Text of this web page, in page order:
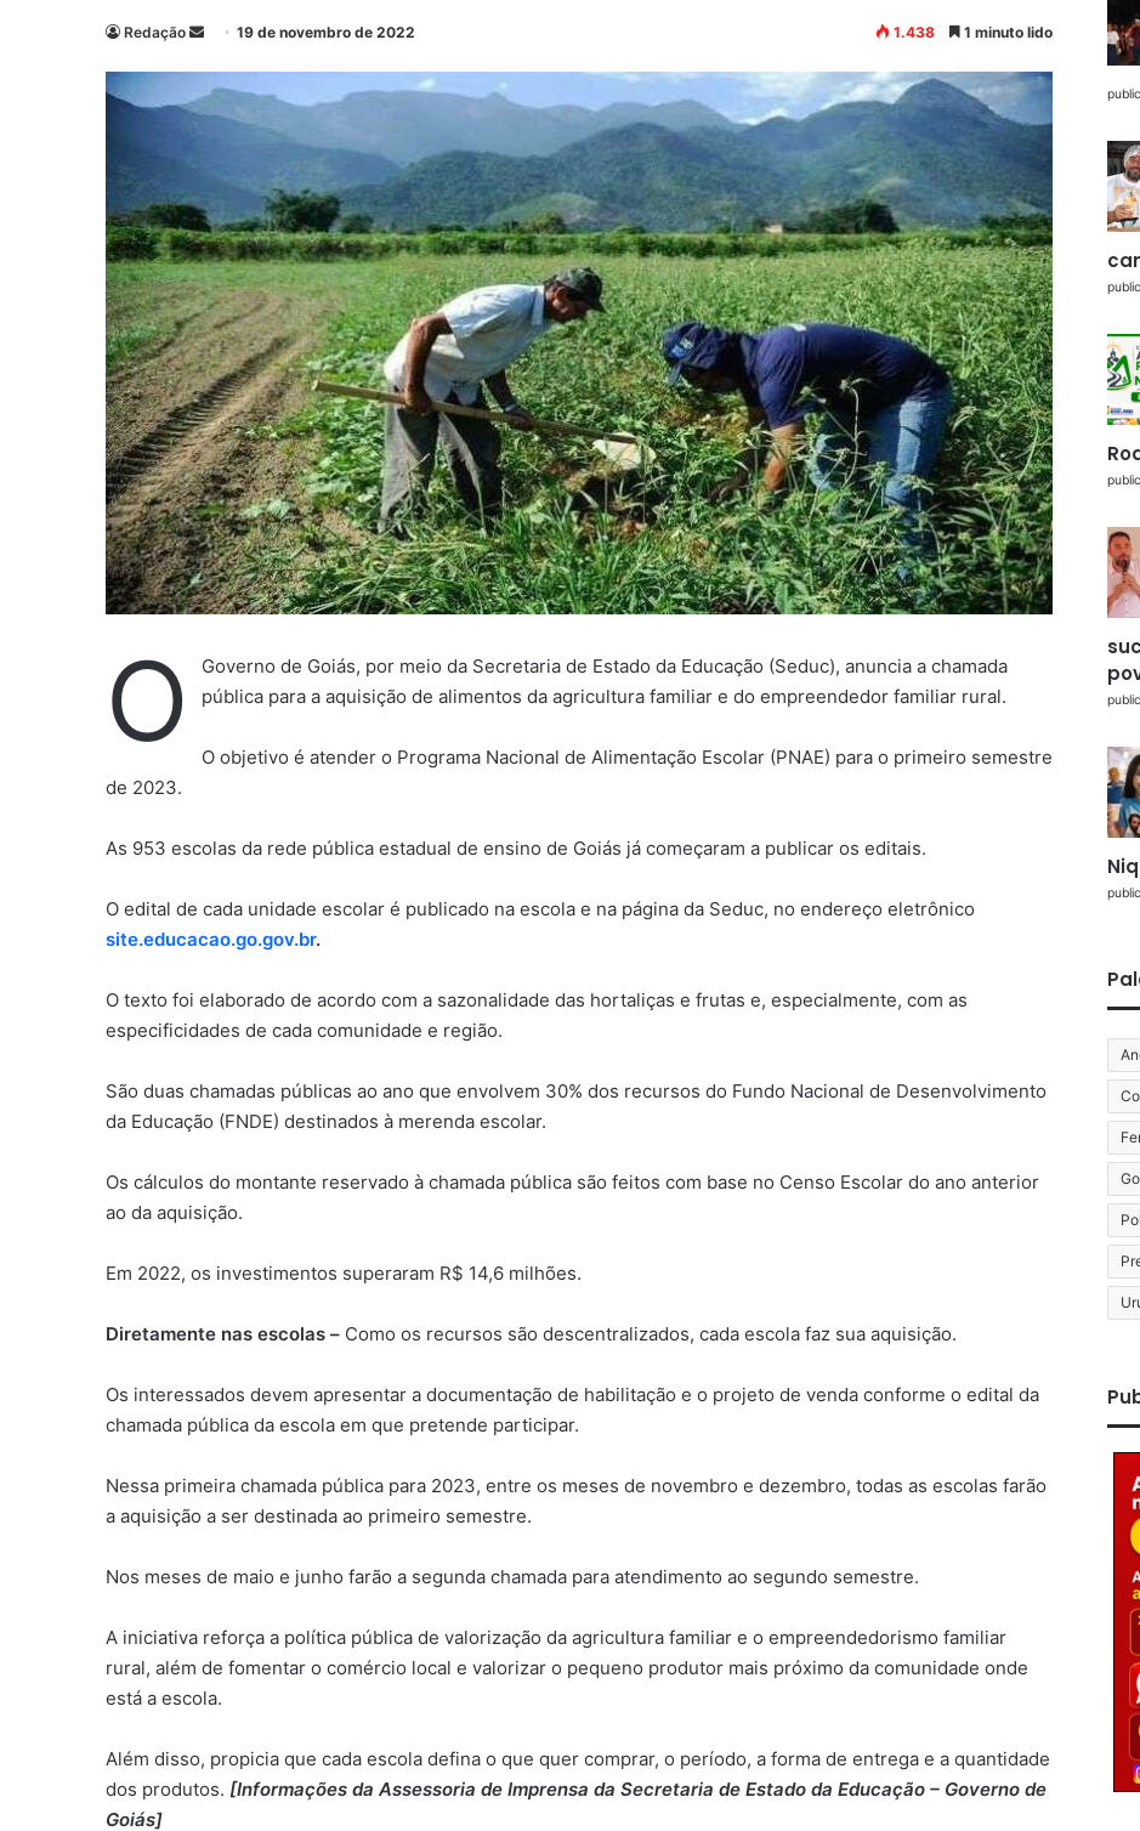
Redação
n
d
m
e
-
m
a
i
l
19 de novembro de 2022 1.438 1 minuto lido
O
Governo de Goiás, por meio da Secretaria de Estado da Educação (Seduc), anuncia a chamada
pública para a aquisição de alimentos da agricultura familiar e do empreendedor familiar rural.
O objetivo é atender o Programa Nacional de Alimentação Escolar (PNAE) para o primeiro semestre
de 2023.
As 953 escolas da rede pública estadual de ensino de Goiás já começaram a publicar os editais.
O edital de cada unidade escolar é publicado na escola e na página da Seduc, no endereço eletrônico
site.educacao.go.gov.br.
O texto foi elaborado de acordo com a sazonalidade das hortaliças e frutas e, especialmente, com as
especificidades de cada comunidade e região.
São duas chamadas públicas ao ano que envolvem 30% dos recursos do Fundo Nacional de Desenvolvimento
da Educação (FNDE) destinados à merenda escolar.
Os cálculos do montante reservado à chamada pública são feitos com base no Censo Escolar do ano anterior
ao da aquisição.
Em 2022, os investimentos superaram R$ 14,6 milhões.
Diretamente nas escolas – Como os recursos são descentralizados, cada escola faz sua aquisição.
Os interessados devem apresentar a documentação de habilitação e o projeto de venda conforme o edital da
chamada pública da escola em que pretende participar.
Nessa primeira chamada pública para 2023, entre os meses de novembro e dezembro, todas as escolas farão
a aquisição a ser destinada ao primeiro semestre.
Nos meses de maio e junho farão a segunda chamada para atendimento ao segundo semestre.
A iniciativa reforça a política pública de valorização da agricultura familiar e o empreendedorismo familiar
rural, além de fomentar o comércio local e valorizar o pequeno produtor mais próximo da comunidade onde
está a escola.
Além disso, propicia que cada escola defina o que quer comprar, o período, a forma de entrega e a quantidade
dos produtos. [Informações da Assessoria de Imprensa da Secretaria de Estado da Educação – Governo de
Goiás]
Governo de Goiás abre inscrições